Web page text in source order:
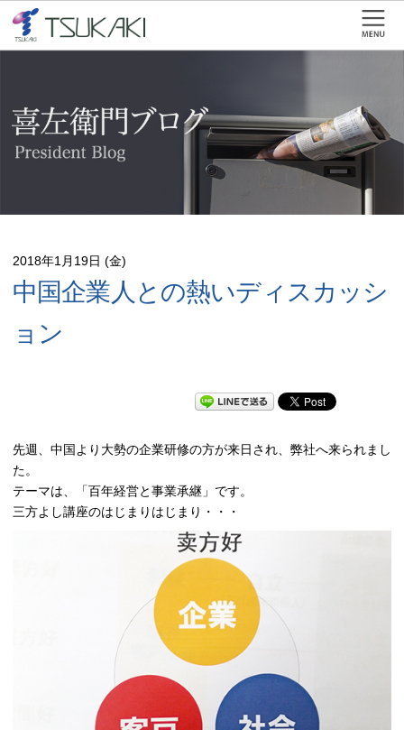
2018年1月19日 (金)
中国企業人との熱いディスカッシ
ョン
先週、中国より大勢の企業研修の方が来日され、弊社へ来られまし
た。
テーマは、「百年経営と事業承継」です。
三方よし講座のはじまりはじまり・・・